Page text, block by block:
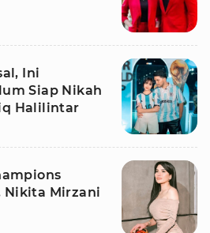
Ini
Siap Nikah
Halilintar
Nikita Mirzani